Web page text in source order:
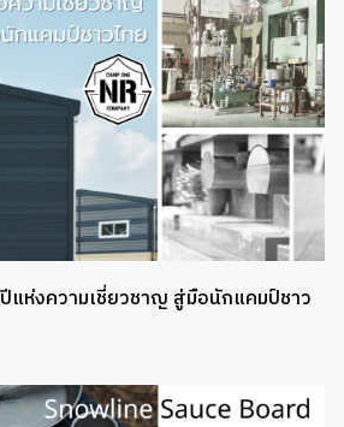
แห่งความเชี่ยวชาญ สู่มือนักแคมป์ชาว